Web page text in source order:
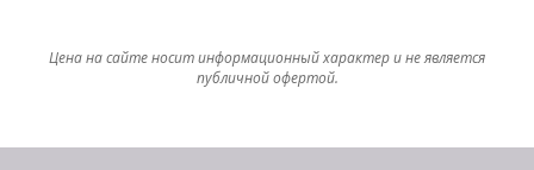
Цена на сайте носит информационный характер и не является
публичной офертой.